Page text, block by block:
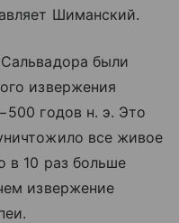
Шиманский.
были
извержения
годов н. э. Это
все живое
в 10 раз больше
извержение